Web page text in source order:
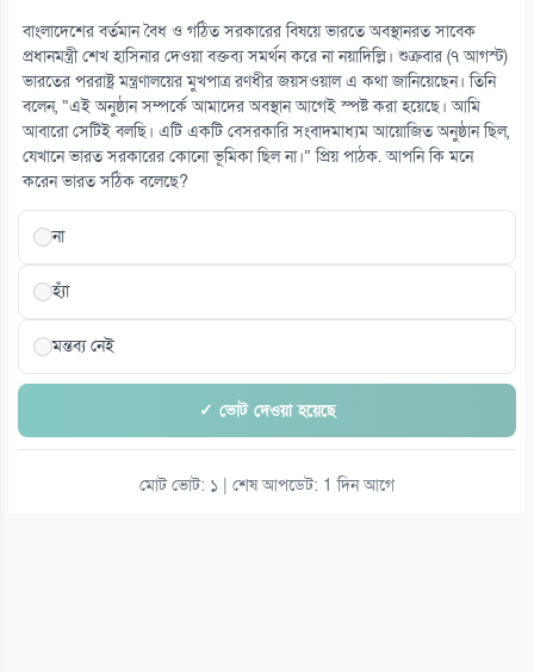
যুক্তরাষ্ট্রের ভিসা নিয়ে এবার বড় দুঃসংবাদ!
০৯ আগস্ট
১৫
ঋণ কমলেও কেন টাকার সংকটে ব্যাংক
০৯ আগস্ট
বাংলাদেশের বর্তমান বৈধ ও গঠিত সরকারের বিষয়ে ভারতে অবস্থানরত সাবেক
প্রধানমন্ত্রী শেখ হাসিনার দেওয়া বক্তব্য সমর্থন করে না নয়াদিল্লি। শুক্রবার (৭ আগস্ট)
ভারতের পররাষ্ট্র মন্ত্রণালয়ের মুখপাত্র রণধীর জয়সওয়াল এ কথা জানিয়েছেন। তিনি
বলেন, “এই অনুষ্ঠান সম্পর্কে আমাদের অবস্থান আগেই স্পষ্ট করা হয়েছে। আমি
আবারো সেটিই বলছি। এটি একটি বেসরকারি সংবাদমাধ্যম আয়োজিত অনুষ্ঠান ছিল,
যেখানে ভারত সরকারের কোনো ভূমিকা ছিল না।” প্রিয় পাঠক. আপনি কি মনে
করেন ভারত সঠিক বলেছে?
না
হ্যাঁ
মন্তব্য নেই
✓ ভোট দেওয়া হয়েছে
মোট ভোট: ১ | শেষ আপডেট: 1 দিন আগে